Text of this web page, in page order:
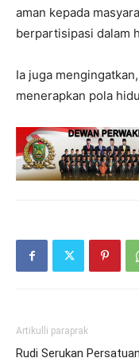
aman kepada
berpartisipasi dalam
Ia juga
menerapkan pola
Artikulli paraprak
Rudi Serukan Persatuan